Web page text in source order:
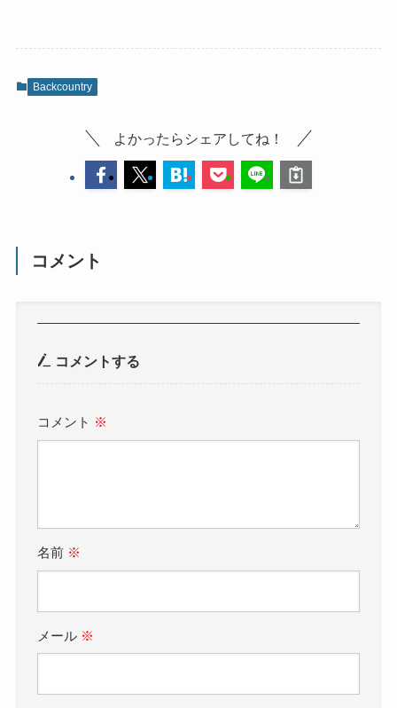
Backcountry
よかったらシェアしてね！
コメント
コメントする
コメント ※
名前 ※
メール ※